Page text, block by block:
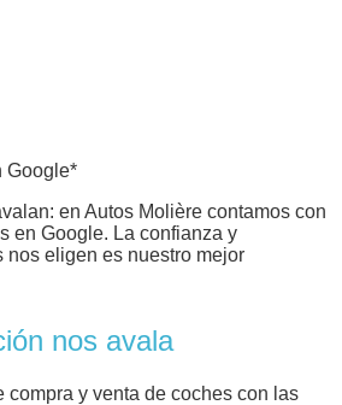
Google*
en Autos Molière contamos con
en Google. La confianza y
eligen es nuestro mejor
nos avala
compra y venta de coches con las